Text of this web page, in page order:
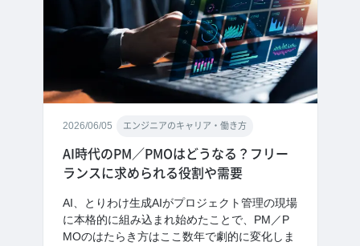
2026/06/05 エンジニアのキャリア・働き方
AI時代のPM／PMOはどうなる？フリー
ランスに求められる役割や需要
AI、とりわけ生成AIがプロジェクト管理の現場
に本格的に組み込まれ始めたことで、PM／P
MOのはたらき方はここ数年で劇的に変化しま